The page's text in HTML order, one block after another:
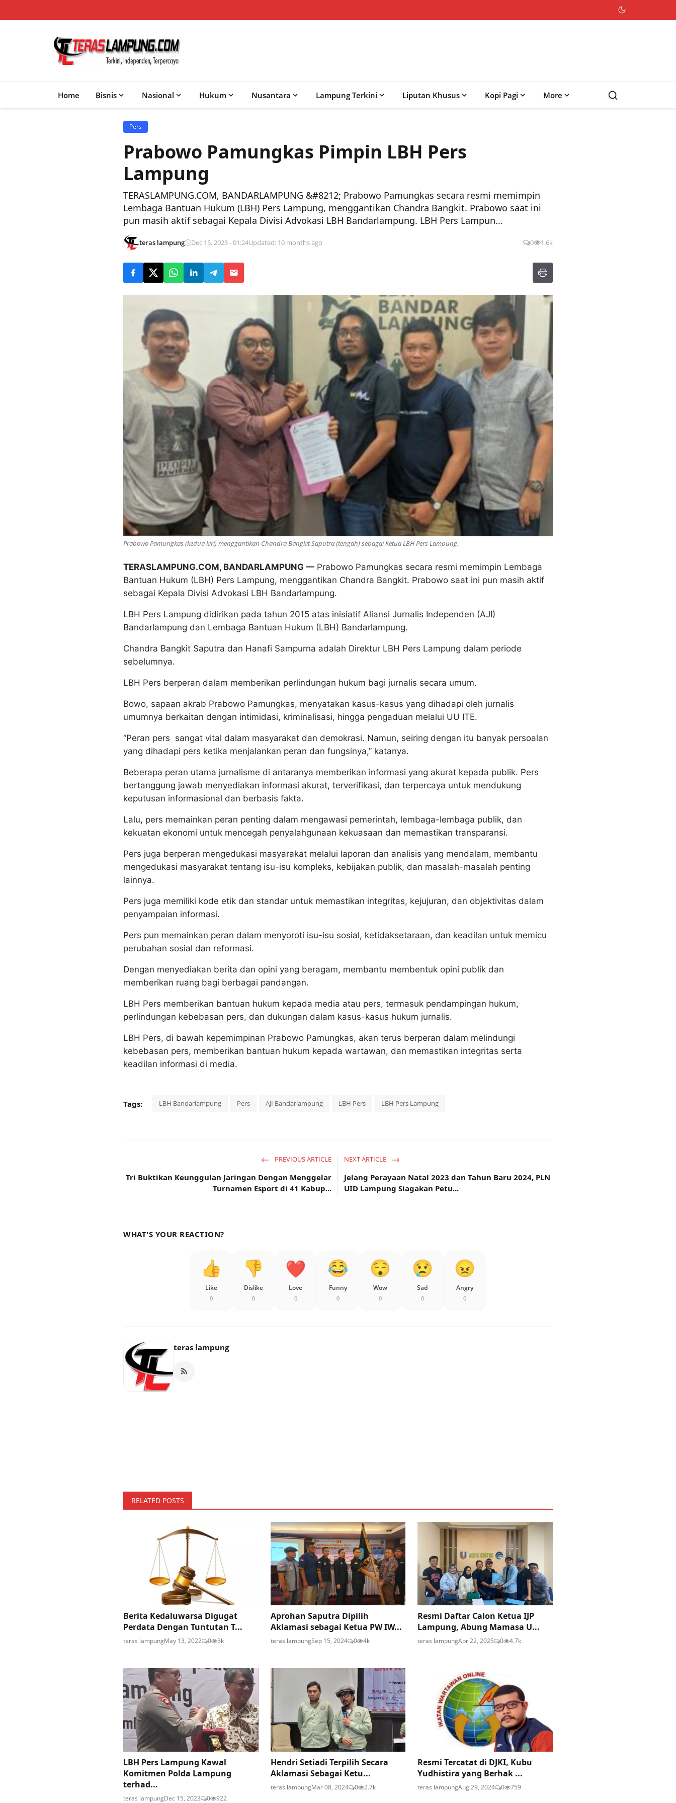
Home Bisnis Nasional Hukum Nusantara Lampung Terkini Liputan Khusus Kopi Pagi More
Pers
Prabowo Pamungkas Pimpin LBH Pers
Lampung
TERASLAMPUNG.COM, BANDARLAMPUNG &#8212; Prabowo Pamungkas secara resmi memimpin
Lembaga Bantuan Hukum (LBH) Pers Lampung, menggantikan Chandra Bangkit. Prabowo saat ini
pun masih aktif sebagai Kepala Divisi Advokasi LBH Bandarlampung. LBH Pers Lampun...
teras lampung Dec 15, 2023 - 01:24Updated: 10 months ago 0 1.6k
Prabowo Pamungkas (kedua kiri) menggantikan Chandra Bangkit Saputra (tengah) sebagai Ketua LBH Pers Lampung.
TERASLAMPUNG.COM, BANDARLAMPUNG — Prabowo Pamungkas secara resmi memimpin Lembaga
Bantuan Hukum (LBH) Pers Lampung, menggantikan Chandra Bangkit. Prabowo saat ini pun masih aktif
sebagai Kepala Divisi Advokasi LBH Bandarlampung.
LBH Pers Lampung didirikan pada tahun 2015 atas inisiatif Aliansi Jurnalis Independen (AJI)
Bandarlampung dan Lembaga Bantuan Hukum (LBH) Bandarlampung.
Chandra Bangkit Saputra dan Hanafi Sampurna adalah Direktur LBH Pers Lampung dalam periode
sebelumnya.
LBH Pers berperan dalam memberikan perlindungan hukum bagi jurnalis secara umum.
Bowo, sapaan akrab Prabowo Pamungkas, menyatakan kasus-kasus yang dihadapi oleh jurnalis
umumnya berkaitan dengan intimidasi, kriminalisasi, hingga pengaduan melalui UU ITE.
“Peran pers sangat vital dalam masyarakat dan demokrasi. Namun, seiring dengan itu banyak persoalan
yang dihadapi pers ketika menjalankan peran dan fungsinya,” katanya.
Beberapa peran utama jurnalisme di antaranya memberikan informasi yang akurat kepada publik. Pers
bertanggung jawab menyediakan informasi akurat, terverifikasi, dan terpercaya untuk mendukung
keputusan informasional dan berbasis fakta.
Lalu, pers memainkan peran penting dalam mengawasi pemerintah, lembaga-lembaga publik, dan
kekuatan ekonomi untuk mencegah penyalahgunaan kekuasaan dan memastikan transparansi.
Pers juga berperan mengedukasi masyarakat melalui laporan dan analisis yang mendalam, membantu
mengedukasi masyarakat tentang isu-isu kompleks, kebijakan publik, dan masalah-masalah penting
lainnya.
Pers juga memiliki kode etik dan standar untuk memastikan integritas, kejujuran, dan objektivitas dalam
penyampaian informasi.
Pers pun memainkan peran dalam menyoroti isu-isu sosial, ketidaksetaraan, dan keadilan untuk memicu
perubahan sosial dan reformasi.
Dengan menyediakan berita dan opini yang beragam, membantu membentuk opini publik dan
memberikan ruang bagi berbagai pandangan.
LBH Pers memberikan bantuan hukum kepada media atau pers, termasuk pendampingan hukum,
perlindungan kebebasan pers, dan dukungan dalam kasus-kasus hukum jurnalis.
LBH Pers, di bawah kepemimpinan Prabowo Pamungkas, akan terus berperan dalam melindungi
kebebasan pers, memberikan bantuan hukum kepada wartawan, dan memastikan integritas serta
keadilan informasi di media.
Tags: LBH Bandarlampung Pers AJI Bandarlampung LBH Pers LBH Pers Lampung
PREVIOUS ARTICLE
Tri Buktikan Keunggulan Jaringan Dengan Menggelar
Turnamen Esport di 41 Kabup...
NEXT ARTICLE
Jelang Perayaan Natal 2023 dan Tahun Baru 2024, PLN
UID Lampung Siagakan Petu...
WHAT'S YOUR REACTION?
Like
0
Dislike
0
Love
0
Funny
0
Wow
0
Sad
0
Angry
0
teras lampung
RELATED POSTS
Berita Kedaluwarsa Digugat
Perdata Dengan Tuntutan T...
teras lampungMay 13, 2022 0 3k
Aprohan Saputra Dipilih
Aklamasi sebagai Ketua PW IW...
teras lampungSep 15, 2024 0 4k
Resmi Daftar Calon Ketua IJP
Lampung, Abung Mamasa U...
teras lampungApr 22, 2025 0 4.7k
LBH Pers Lampung Kawal
Komitmen Polda Lampung
terhad...
teras lampungDec 15, 2023 0 922
Hendri Setiadi Terpilih Secara
Aklamasi Sebagai Ketu...
teras lampungMar 08, 2024 0 2.7k
Resmi Tercatat di DJKI, Kubu
Yudhistira yang Berhak ...
teras lampungAug 29, 2024 0 759